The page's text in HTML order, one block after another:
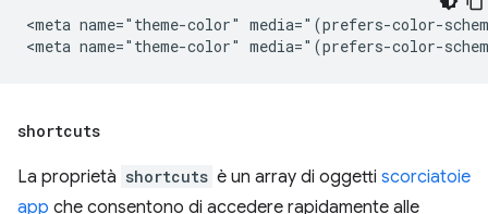
<meta name="theme-color" media="(prefers-color-
shortcuts
La proprietà shortcuts è un array di oggetti scorciatoie
app che consentono di accedere rapidamente alle